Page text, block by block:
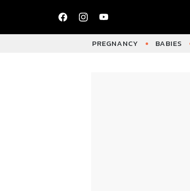
PREGNANCY BABIES